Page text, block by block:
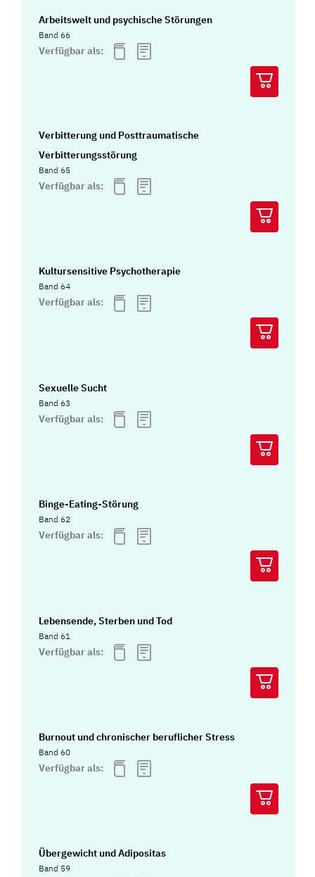
Arbeitswelt und psychische Störungen
Band 66
Verfügbar als:
Verbitterung und Posttraumatische
Verbitterungsstörung
Band 65
Verfügbar als:
Kultursensitive Psychotherapie
Band 64
Verfügbar als:
Sexuelle Sucht
Band 63
Verfügbar als:
Binge-Eating-Störung
Band 62
Verfügbar als:
Lebensende, Sterben und Tod
Band 61
Verfügbar als:
Burnout und chronischer beruflicher Stress
Band 60
Verfügbar als:
Übergewicht und Adipositas
Band 59